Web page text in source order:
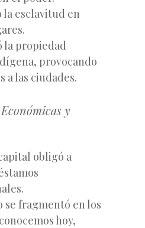
la esclavitud en
la propiedad
provocando
a las ciudades.
y
obligó a
fragmentó en los
hoy,